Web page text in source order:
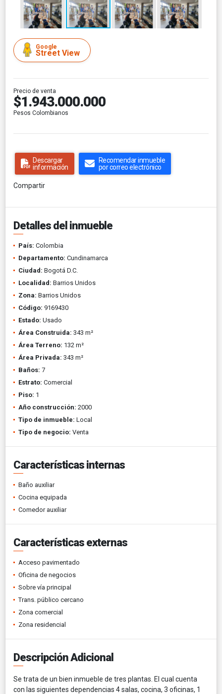
Google
Street View
Precio de venta
$1.943.000.000
Pesos Colombianos
Descargar
información
Recomendar inmueble
por correo electrónico
Compartir
Detalles del inmueble
País: Colombia
Departamento: Cundinamarca
Ciudad: Bogotá D.C.
Localidad: Barrios Unidos
Zona: Barrios Unidos
Código: 9169430
Estado: Usado
Área Construida: 343 m²
Área Terreno: 132 m²
Área Privada: 343 m²
Baños: 7
Estrato: Comercial
Piso: 1
Año construcción: 2000
Tipo de inmueble: Local
Tipo de negocio: Venta
Características internas
Baño auxiliar
Cocina equipada
Comedor auxiliar
Características externas
Acceso pavimentado
Oficina de negocios
Sobre vía principal
Trans. público cercano
Zona comercial
Zona residencial
Descripción Adicional
Se trata de un bien inmueble de tres plantas. El cual cuenta
con las siguientes dependencias 4 salas, cocina, 3 oficinas, 1